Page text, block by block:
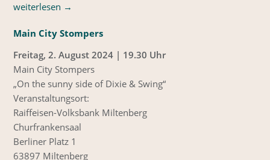
weiterlesen →
Main City Stompers
Freitag, 2. August 2024 | 19.30 Uhr
Main City Stompers
„On the sunny side of Dixie & Swing“
Veranstaltungsort:
Raiffeisen-Volksbank Miltenberg
Churfrankensaal
Berliner Platz 1
63897 Miltenberg